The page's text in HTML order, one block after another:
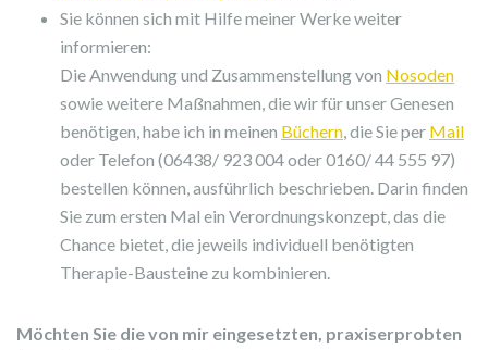
Sie können sich mit Hilfe meiner Werke weiter
informieren:
Die Anwendung und Zusammenstellung von Nosoden
sowie weitere Maßnahmen, die wir für unser Genesen
benötigen, habe ich in meinen Büchern, die Sie per Mail
oder Telefon (06438/ 923 004 oder 0160/ 44 555 97)
bestellen können, ausführlich beschrieben. Darin finden
Sie zum ersten Mal ein Verordnungskonzept, das die
Chance bietet, die jeweils individuell benötigten
Therapie-Bausteine zu kombinieren.
Möchten Sie die von mir eingesetzten, praxiserprobten